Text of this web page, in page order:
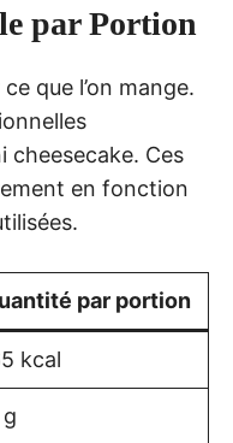
par Portion
que l’on mange.
cheesecake. Ces
en fonction
par portion
kcal
g